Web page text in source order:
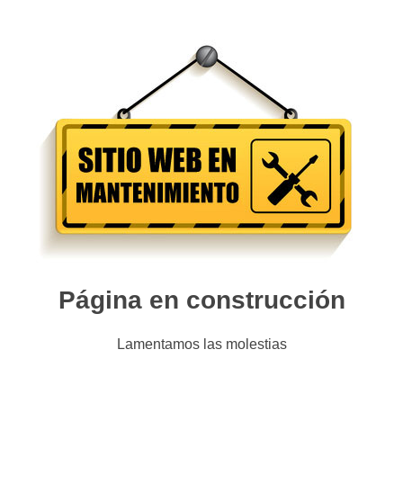
Página en construcción
Lamentamos las molestias